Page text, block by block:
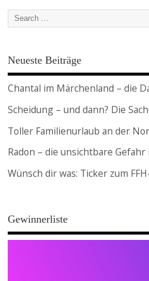
Neueste Beiträge
Chantal im Märchenland – die
Scheidung – und dann? Die
Toller Familienurlaub an der
Radon – die unsichtbare Gefahr
Wünsch dir was: Ticker zum
Gewinnerliste